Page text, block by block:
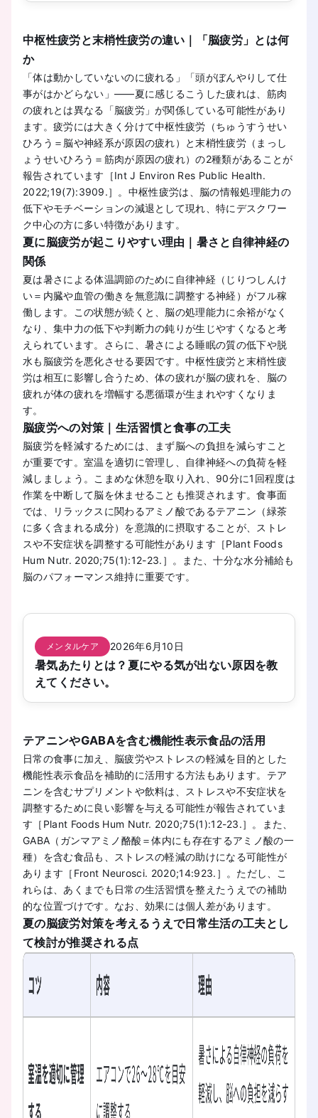
中枢性疲労と末梢性疲労の違い｜「脳疲労」とは何
か
「体は動かしていないのに疲れる」「頭がぼんやりして仕
事がはかどらない」——夏に感じるこうした疲れは、筋肉
の疲れとは異なる「脳疲労」が関係している可能性があり
ます。疲労には大きく分けて中枢性疲労（ちゅうすうせい
ひろう＝脳や神経系が原因の疲れ）と末梢性疲労（まっし
ょうせいひろう＝筋肉が原因の疲れ）の2種類があることが
報告されています［Int J Environ Res Public Health.
2022;19(7):3909.］。中枢性疲労は、脳の情報処理能力の
低下やモチベーションの減退として現れ、特にデスクワー
ク中心の方に多い特徴があります。
夏に脳疲労が起こりやすい理由｜暑さと自律神経の
関係
夏は暑さによる体温調節のために自律神経（じりつしんけ
い＝内臓や血管の働きを無意識に調整する神経）がフル稼
働します。この状態が続くと、脳の処理能力に余裕がなく
なり、集中力の低下や判断力の鈍りが生じやすくなると考
えられています。さらに、暑さによる睡眠の質の低下や脱
水も脳疲労を悪化させる要因です。中枢性疲労と末梢性疲
労は相互に影響し合うため、体の疲れが脳の疲れを、脳の
疲れが体の疲れを増幅する悪循環が生まれやすくなりま
す。
脳疲労への対策｜生活習慣と食事の工夫
脳疲労を軽減するためには、まず脳への負担を減らすこと
が重要です。室温を適切に管理し、自律神経への負荷を軽
減しましょう。こまめな休憩を取り入れ、90分に1回程度は
作業を中断して脳を休ませることも推奨されます。食事面
では、リラックスに関わるアミノ酸であるテアニン（緑茶
に多く含まれる成分）を意識的に摂取することが、ストレ
スや不安症状を調整する可能性があります［Plant Foods
Hum Nutr. 2020;75(1):12-23.］。また、十分な水分補給も
脳のパフォーマンス維持に重要です。
メンタルケア 2026年6月10日
暑気あたりとは？夏にやる気が出ない原因を教
えてください。
テアニンやGABAを含む機能性表示食品の活用
日常の食事に加え、脳疲労やストレスの軽減を目的とした
機能性表示食品を補助的に活用する方法もあります。テア
ニンを含むサプリメントや飲料は、ストレスや不安症状を
調整するために良い影響を与える可能性が報告されていま
す［Plant Foods Hum Nutr. 2020;75(1):12-23.］。また、
GABA（ガンマアミノ酪酸＝体内にも存在するアミノ酸の一
種）を含む食品も、ストレスの軽減の助けになる可能性が
あります［Front Neurosci. 2020;14:923.］。ただし、こ
れらは、あくまでも日常の生活習慣を整えたうえでの補助
的な位置づけです。なお、効果には個人差があります。
夏の脳疲労対策を考えるうえで日常生活の工夫とし
て検討が推奨される点